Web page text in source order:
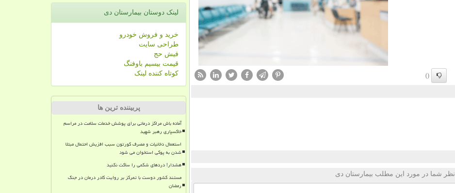
()
نظر شما در مورد این مطلب بیمارستان دی
لینک دوستان بیمارستان دی
خرید و فروش خودرو
طراحی سایت
فیش حج
قیمت بیسیم باوفنگ
کوتاه کننده لینک
پربیننده ترین ها
آماده باش مراکز درمانی برای پوشش خدمات سلامت در مراسم
خاکسپاری رهبر شهید
استعمال دخانیات و مصرف کورتون سبب افزیش احتمال مبتلا
شدن به پوکی استخوان می شود
هشدار! دردهای شکمی را ساکت نکنید
مستند کشور دوست با تمرکز بر روایت کادر درمان در جنگ
رمضان